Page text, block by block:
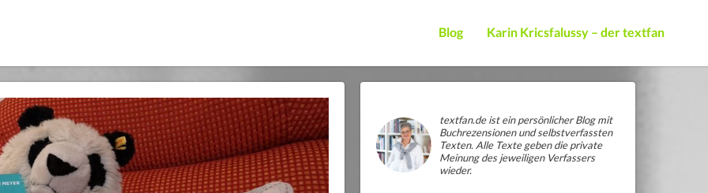
Blog Karin Kricsfalussy – der textfan
textfan.de ist ein persönlicher Blog mit
Buchrezensionen und selbstverfassten
Texten. Alle Texte geben die private
Meinung des jeweiligen Verfassers
wieder.